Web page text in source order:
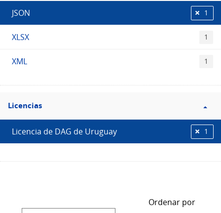
JSON 1
XLSX 1
XML 1
Filtro
Licencias
Licencias
Licencia de DAG de Uruguay 1
Ordenar por